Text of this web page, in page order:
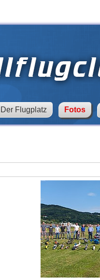
Der Flugplatz Fotos